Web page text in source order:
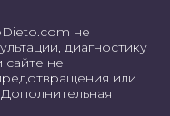
не
диагностику
не
или